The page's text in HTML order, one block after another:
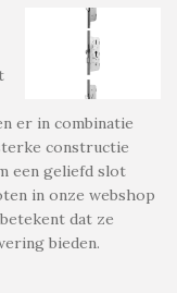
er in combinatie
constructie
een geliefd slot
in onze webshop
dat ze
bieden.